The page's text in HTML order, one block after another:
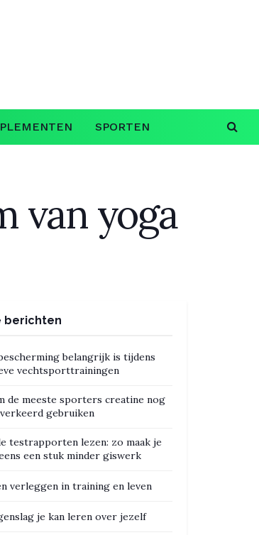
SPORTEN
van yoga
berichten
belangrijk is tijdens
vechtsporttrainingen
de meeste sporters creatine nog
gebruiken
testrapporten lezen: zo maak je
een stuk minder giswerk
verleggen in training en leven
je kan leren over jezelf